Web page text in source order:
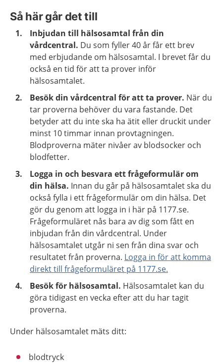
Så här går det till
Inbjudan till hälsosamtal från din
vårdcentral. Du som fyller 40 år får ett brev
med erbjudande om hälsosamtal. I brevet får du
också en tid för att ta prover inför
hälsosamtalet.
Besök din vårdcentral för att ta prover. När du
tar proverna behöver du vara fastande. Det
betyder att du inte ska ha ätit eller druckit under
minst 10 timmar innan provtagningen.
Blodproverna mäter nivåer av blodsocker och
blodfetter.
Logga in och besvara ett frågeformulär om
din hälsa. Innan du går på hälsosamtalet ska du
också fylla i ett frågeformulär om din hälsa. Det
gör du genom att logga in i här på 1177.se.
Frågeformuläret nås bara av dig som fått en
inbjudan från din vårdcentral. Under
hälsosamtalet utgår ni sen från dina svar och
resultatet från proverna. Logga in för att komma
direkt till frågeformuläret på 1177.se.
Besök för hälsosamtal. Hälsosamtalet kan du
göra tidigast en vecka efter att du har tagit
proverna.
Under hälsosamtalet mäts ditt:
blodtryck